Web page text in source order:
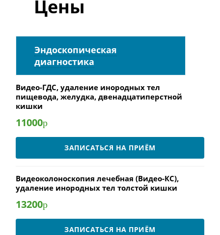
Цены
Эндоскопическая
диагностика
Видео-ГДС, удаление инородных тел
пищевода, желудка, двенадцатиперстной
кишки
11000р
ЗАПИСАТЬСЯ НА ПРИЁМ
Видеоколоноскопия лечебная (Видео-КС),
удаление инородных тел толстой кишки
13200р
ЗАПИСАТЬСЯ НА ПРИЁМ